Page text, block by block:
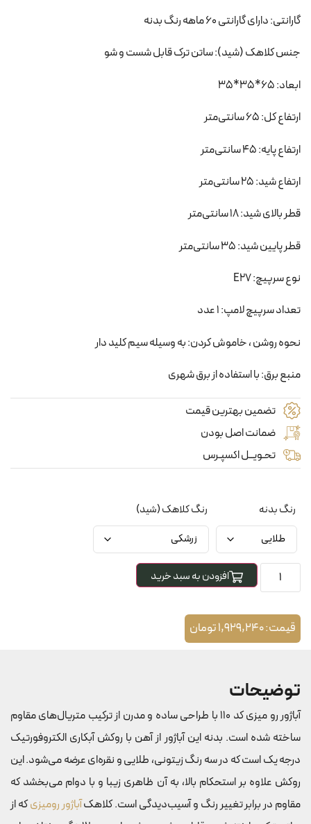
گارانتی: دارای گارانتی 60 ماهه رنگ بدنه
جنس کلاهک (شید): ساتن ترک قابل شست و شو
ابعاد: 65*35*35
ارتفاع کل: 65 سانتی‌متر
ارتفاع پایه: 45 سانتی‌متر
ارتفاع شید: 25 سانتی‌متر
قطر بالای شید: 18 سانتی‌متر
قطر پایین شید: 35 سانتی‌متر
نوع سرپیچ: E27
تعداد سرپیچ لامپ: 1 عدد
نحوه روشن ، خاموش کردن: به وسیله سیم کلید دار
منبع برق: با استفاده از برق شهری
تضمین بهترین قیمت
ضمانت اصل بودن
تحـویــل اکسپـرس
رنگ بدنه رنگ کلاهک (شید)
افزودن به سبد خرید
قیمت:1,929,240تومان
توضیحات
آباژور رو میزی کد 110 با طراحی ساده و مدرن از ترکیب متریال‌های مقاوم
ساخته شده است. بدنه این آباژور از آهن با روکش آبکاری الکتروفورتیک
درجه یک است که در سه رنگ زیتونی، طلایی و نقره‌ای عرضه می‌شود. این
روکش علاوه بر استحکام بالا، به آن ظاهری زیبا و با دوام می‌بخشد که
مقاوم در برابر تغییر رنگ و آسیب‌دیدگی است. کلاهکآباژور رومیزیکه از